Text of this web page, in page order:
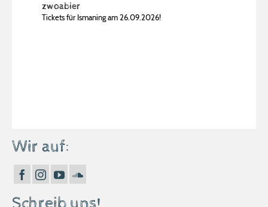
zwoabier
Tickets für Ismaning am 26.09.2026!
Wir auf: